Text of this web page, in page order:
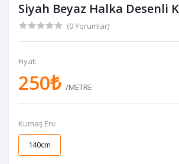
Siyah Beyaz Halka Desenli
(0 Yorumlar)
Fiyat:
250₺ /METRE
Kumaş Eni:
140cm